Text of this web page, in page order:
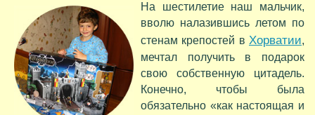
На шестилетие наш мальчик,
вволю налазившись летом по
стенам крепостей в Хорватии,
мечтал получить в подарок
свою собственную цитадель.
Конечно, чтобы была
обязательно «как настоящая и